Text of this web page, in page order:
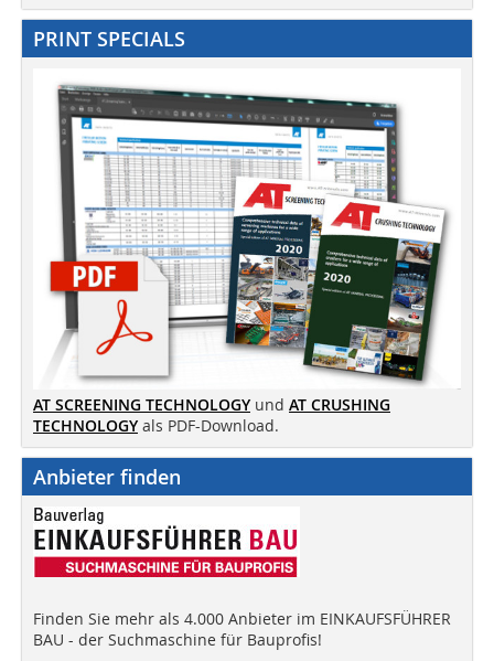
PRINT SPECIALS
AT SCREENING TECHNOLOGY und AT CRUSHING
TECHNOLOGY als PDF-Download.
Anbieter finden
Finden Sie mehr als 4.000 Anbieter im EINKAUFSFÜHRER
BAU - der Suchmaschine für Bauprofis!